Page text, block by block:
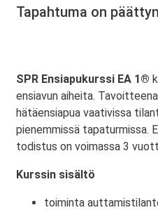
Tapahtuma on
SPR Ensiapukurssi EA 1®
ensiavun aiheita.
hätäensiapua vaativissa
pienemmissä tapaturmissa.
todistus on voimassa 3
Kurssin sisältö
toiminta